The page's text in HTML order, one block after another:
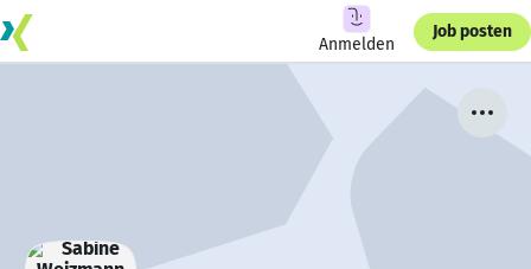
Anmelden
Job posten